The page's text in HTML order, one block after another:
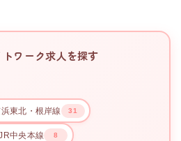
ワーク求人を探す
東北・根岸線 31
中央本線 8